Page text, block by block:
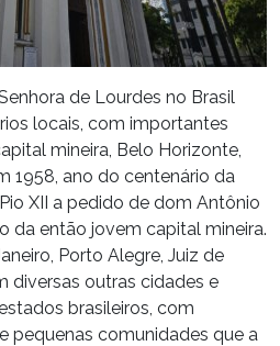
de Lourdes no Brasil
locais, com importantes
mineira, Belo Horizonte,
1958, ano do centenário da
XII a pedido de dom Antônio
da então jovem capital mineira.
Porto Alegre, Juiz de
diversas outras cidades e
brasileiros, com
pequenas comunidades que a